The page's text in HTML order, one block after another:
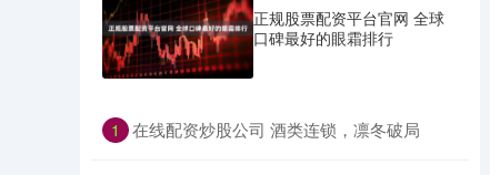
正规股票配资平台官网 全球
口碑最好的眼霜排行
1 ​在线配资炒股公司 酒类连锁，凛冬破局